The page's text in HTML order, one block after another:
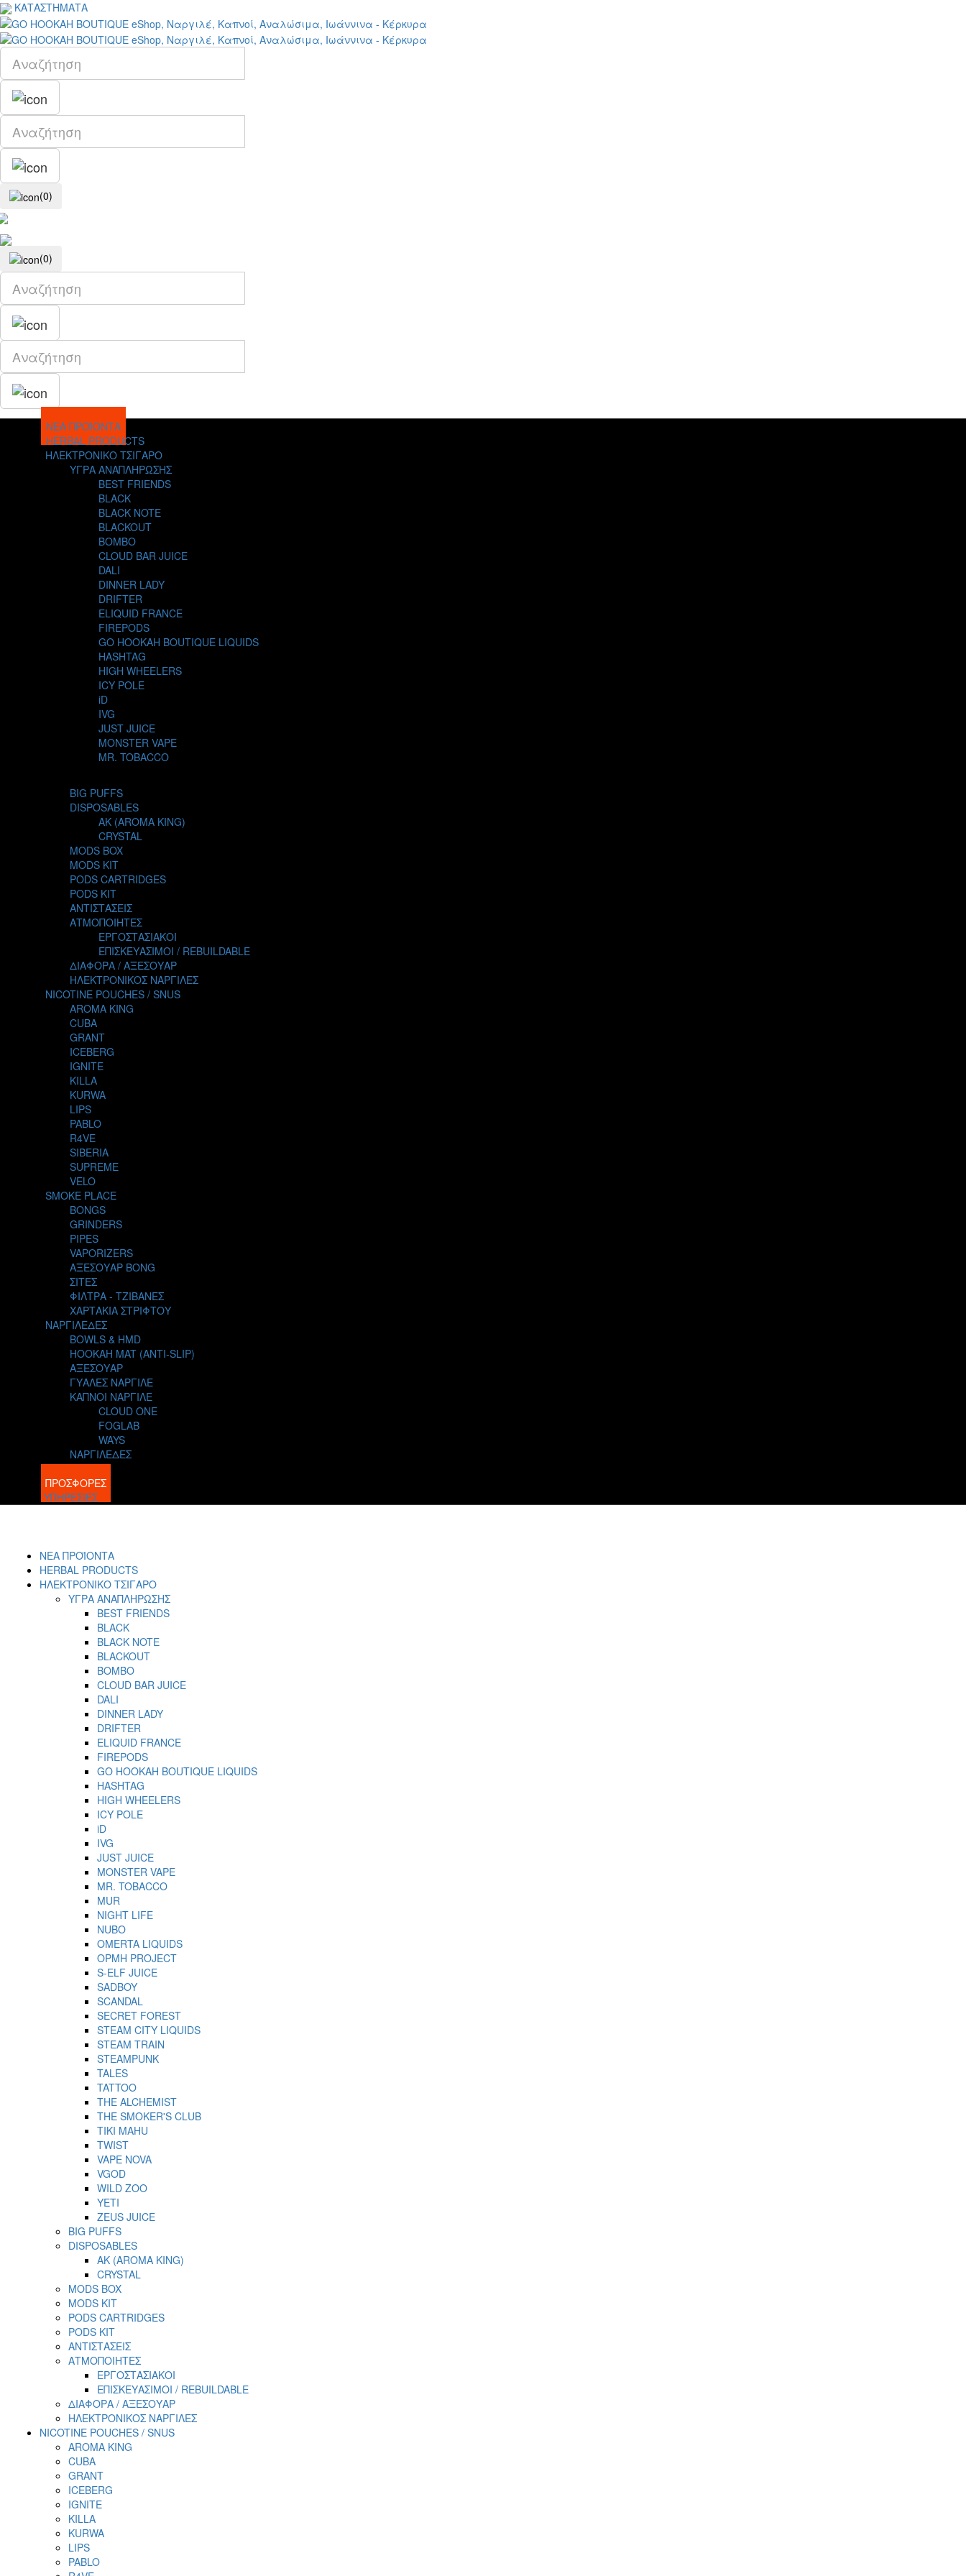
ΚΑΤΑΣΤΗΜΑΤΑ
(0)
(0)
ΝΕΑ ΠΡΟΪΟΝΤΑ
HERBAL PRODUCTS
ΗΛΕΚΤΡΟΝΙΚΟ ΤΣΙΓΑΡΟ
ΥΓΡΑ ΑΝΑΠΛΗΡΩΣΗΣ
BEST FRIENDS
BLACK
BLACK NOTE
BLACKOUT
BOMBO
CLOUD BAR JUICE
DALI
DINNER LADY
DRIFTER
ELIQUID FRANCE
FIREPODS
GO HOOKAH BOUTIQUE LIQUIDS
HASHTAG
HIGH WHEELERS
ICY POLE
iD
IVG
JUST JUICE
MONSTER VAPE
MR. TOBACCO
NIGHT LIFE
NUBO
OMERTA LIQUIDS
OPMH PROJECT
S-ELF JUICE
SADBOY
SCANDAL
SECRET FOREST
STEAM CITY LIQUIDS
STEAM TRAIN
STEAMPUNK
TALES
TATTOO
THE ALCHEMIST
THE SMOKER'S CLUB
TIKI MAHU
TWIST
VAPE NOVA
VGOD
WILD ZOO
YETI
ZEUS JUICE
BIG PUFFS
DISPOSABLES
AK (AROMA KING)
CRYSTAL
MODS BOX
MODS KIT
PODS CARTRIDGES
PODS KIT
ΑΝΤΙΣΤΑΣΕΙΣ
ΑΤΜΟΠΟΙΗΤΕΣ
ΕΡΓΟΣΤΑΣΙΑΚΟΙ
ΕΠΙΣΚΕΥΑΣΙΜΟΙ / REBUILDABLE
ΔΙΑΦΟΡΑ / ΑΞΕΣΟΥΑΡ
ΗΛΕΚΤΡΟΝΙΚΟΣ ΝΑΡΓΙΛΕΣ
NICOTINE POUCHES / SNUS
AROMA KING
CUBA
GRANT
ICEBERG
IGNITE
KILLA
KURWA
LIPS
PABLO
R4VE
SIBERIA
SUPREME
VELO
SMOKE PLACE
BONGS
GRINDERS
PIPES
VAPORIZERS
ΑΞΕΣΟΥΑΡ BONG
ΣΙΤΕΣ
ΦΙΛΤΡΑ - ΤΖΙΒΑΝΕΣ
ΧΑΡΤΑΚΙΑ ΣΤΡΙΦΤΟΥ
ΝΑΡΓΙΛΕΔΕΣ
BOWLS & HMD
HOOKAH MAT (ANTI-SLIP)
ΑΞΕΣΟΥΑΡ
ΓΥΑΛΕΣ ΝΑΡΓΙΛΕ
ΚΑΠΝΟΙ ΝΑΡΓΙΛΕ
CLOUD ONE
FOGLAB
WAYS
ΝΑΡΓΙΛΕΔΕΣ
BLOG
ΠΡΟΣΦΟΡΕΣ
ΥΠΗΡΕΣΙΕΣ
ΝΕΑ ΠΡΟΪΟΝΤΑ
HERBAL PRODUCTS
ΗΛΕΚΤΡΟΝΙΚΟ ΤΣΙΓΑΡΟ
ΥΓΡΑ ΑΝΑΠΛΗΡΩΣΗΣ
BEST FRIENDS
BLACK
BLACK NOTE
BLACKOUT
BOMBO
CLOUD BAR JUICE
DALI
DINNER LADY
DRIFTER
ELIQUID FRANCE
FIREPODS
GO HOOKAH BOUTIQUE LIQUIDS
HASHTAG
HIGH WHEELERS
ICY POLE
iD
IVG
JUST JUICE
MONSTER VAPE
MR. TOBACCO
MUR
NIGHT LIFE
NUBO
OMERTA LIQUIDS
OPMH PROJECT
S-ELF JUICE
SADBOY
SCANDAL
SECRET FOREST
STEAM CITY LIQUIDS
STEAM TRAIN
STEAMPUNK
TALES
TATTOO
THE ALCHEMIST
THE SMOKER'S CLUB
TIKI MAHU
TWIST
VAPE NOVA
VGOD
WILD ZOO
YETI
ZEUS JUICE
BIG PUFFS
DISPOSABLES
AK (AROMA KING)
CRYSTAL
MODS BOX
MODS KIT
PODS CARTRIDGES
PODS KIT
ΑΝΤΙΣΤΑΣΕΙΣ
ΑΤΜΟΠΟΙΗΤΕΣ
ΕΡΓΟΣΤΑΣΙΑΚΟΙ
ΕΠΙΣΚΕΥΑΣΙΜΟΙ / REBUILDABLE
ΔΙΑΦΟΡΑ / ΑΞΕΣΟΥΑΡ
ΗΛΕΚΤΡΟΝΙΚΟΣ ΝΑΡΓΙΛΕΣ
NICOTINE POUCHES / SNUS
AROMA KING
CUBA
GRANT
ICEBERG
IGNITE
KILLA
KURWA
LIPS
PABLO